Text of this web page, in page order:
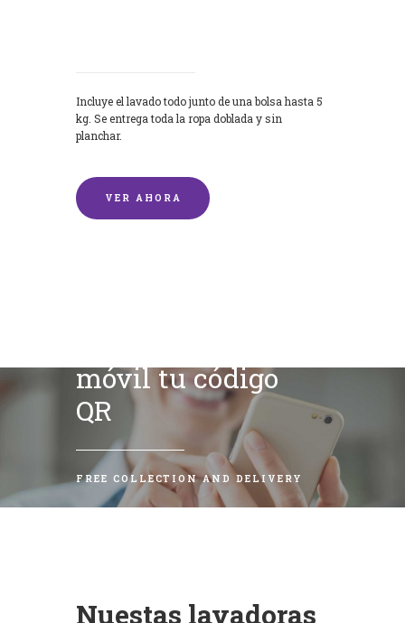
Incluye el lavado todo junto de una bolsa hasta 5
kg. Se entrega toda la ropa doblada y sin
planchar.
VER AHORA
móvil tu código
QR
FREE COLLECTION AND DELIVERY
Nuestas lavadoras